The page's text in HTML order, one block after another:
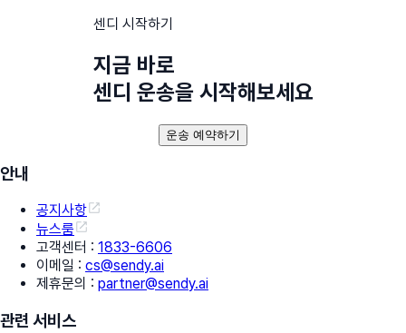
센디 시작하기
지금 바로
센디 운송을 시작해보세요
운송 예약하기
안내
공지사항
뉴스룸
고객센터 : 1833-6606
이메일 : cs@sendy.ai
제휴문의 : partner@sendy.ai
관련 서비스